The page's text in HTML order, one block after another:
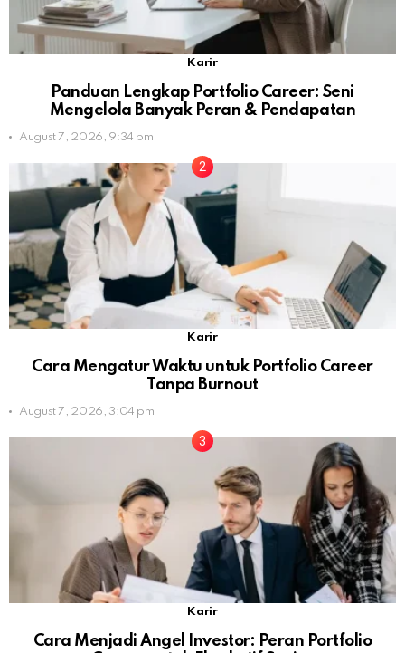
Karir
Panduan Lengkap Portfolio Career: Seni
Mengelola Banyak Peran & Pendapatan
August 7, 2026, 9:34 pm
Karir
Cara Mengatur Waktu untuk Portfolio Career
Tanpa Burnout
August 7, 2026, 3:04 pm
Karir
Cara Menjadi Angel Investor: Peran Portfolio